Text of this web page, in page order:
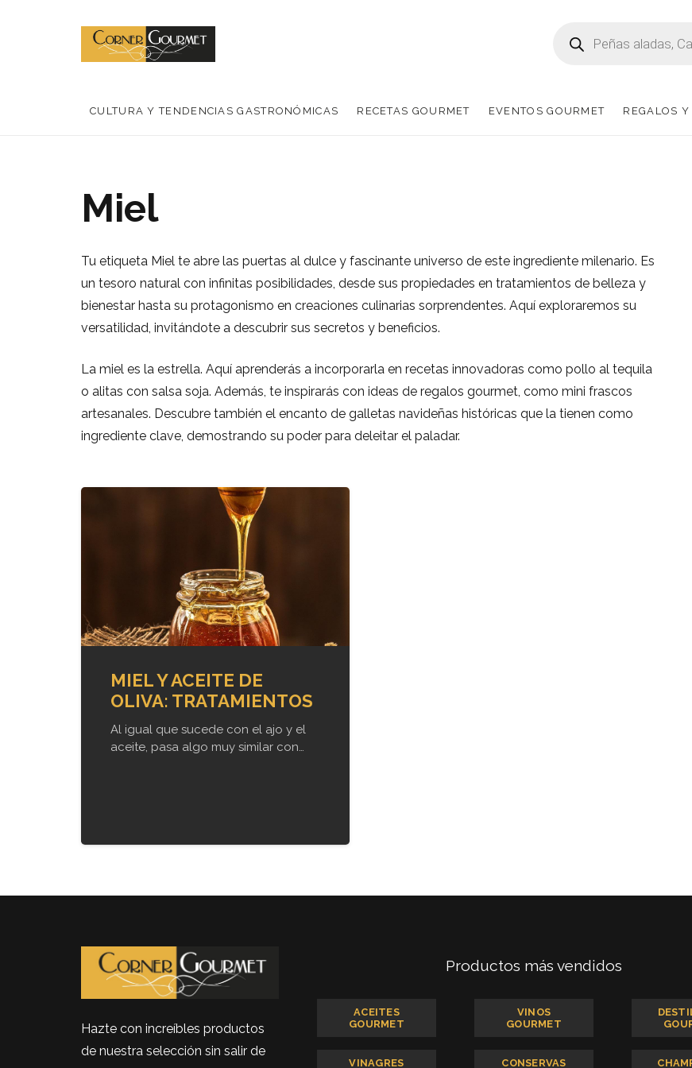
productos
CULTURA Y TENDENCIAS GASTRONÓMICAS RECETAS GOURMET EVENTOS GOURMET REGALOS
Miel
Tu etiqueta Miel te abre las puertas al dulce y fascinante universo de este ingrediente milenario. Es
un tesoro natural con infinitas posibilidades, desde sus propiedades en tratamientos de belleza y
bienestar hasta su protagonismo en creaciones culinarias sorprendentes. Aquí exploraremos su
versatilidad, invitándote a descubrir sus secretos y beneficios.
La miel es la estrella. Aquí aprenderás a incorporarla en recetas innovadoras como pollo al tequila
o alitas con salsa soja. Además, te inspirarás con ideas de regalos gourmet, como mini frascos
artesanales. Descubre también el encanto de galletas navideñas históricas que la tienen como
ingrediente clave, demostrando su poder para deleitar el paladar.
MIEL Y ACEITE DE
OLIVA: TRATAMIENTOS
Al igual que sucede con el ajo y el
aceite, pasa algo muy similar con…
Hazte con increíbles productos
de nuestra selección sin salir de
Productos más vendidos
ACEITES
GOURMET
VINAGRES
VINOS
GOURMET
CONSERVAS